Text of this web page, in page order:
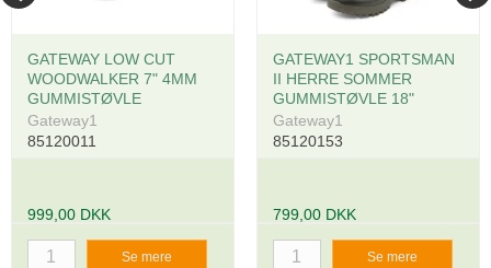
GATEWAY LOW CUT
WOODWALKER 7" 4MM
GUMMISTØVLE
Gateway1
85120011
999,00 DKK
Se mere
GATEWAY1 SPORTSMAN
II HERRE SOMMER
GUMMISTØVLE 18"
Gateway1
85120153
799,00 DKK
Se mere